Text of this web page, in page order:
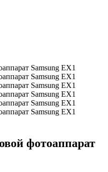
фотоаппарат